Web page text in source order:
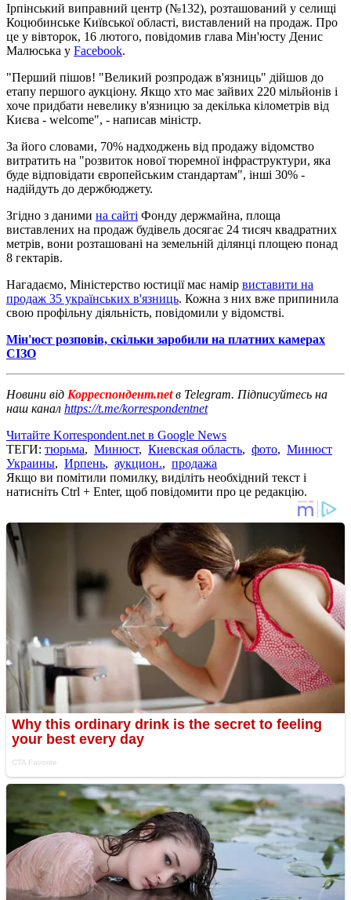
Ірпінський виправний центр (№132), розташований у селищі
Коцюбинське Київської області, виставлений на продаж. Про
це у вівторок, 16 лютого, повідомив глава Мін'юсту Денис
Малюська у Facebook.
"Перший пішов! "Великий розпродаж в'язниць" дійшов до
етапу першого аукціону. Якщо хто має зайвих 220 мільйонів і
хоче придбати невелику в'язницю за декілька кілометрів від
Києва - welcome", - написав міністр.
За його словами, 70% надходжень від продажу відомство
витратить на "розвиток нової тюремної інфраструктури, яка
буде відповідати європейським стандартам", інші 30% -
надійдуть до держбюджету.
Згідно з даними на сайті Фонду держмайна, площа
виставлених на продаж будівель досягає 24 тисяч квадратних
метрів, вони розташовані на земельній ділянці площею понад
8 гектарів.
Нагадаємо, Міністерство юстиції має намір виставити на
продаж 35 українських в'язниць. Кожна з них вже припинила
свою профільну діяльність, повідомили у відомстві.
Мін'юст розповів, скільки заробили на платних камерах
СІЗО
Новини від Корреспондент.netв Telegram. Підписуйтесь на
наш канал https://t.me/korrespondentnet
Читайте Korrespondent.net в Google News
ТЕГИ: тюрьма, Минюст, Киевская область, фото, Минюст
Украины, Ирпень, аукцион., продажа
Якщо ви помітили помилку, виділіть необхідний текст і
натисніть Ctrl + Enter, щоб повідомити про це редакцію.